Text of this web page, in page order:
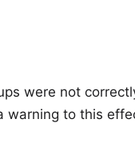
were not
warning to this